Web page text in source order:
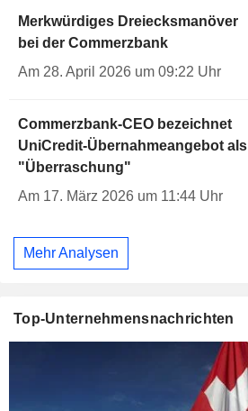
Merkwürdiges Dreiecksmanöver
bei der Commerzbank
Am 28. April 2026 um 09:22 Uhr
Commerzbank-CEO bezeichnet
UniCredit-Übernahmeangebot als
"Überraschung"
Am 17. März 2026 um 11:44 Uhr
Mehr Analysen
Top-Unternehmensnachrichten